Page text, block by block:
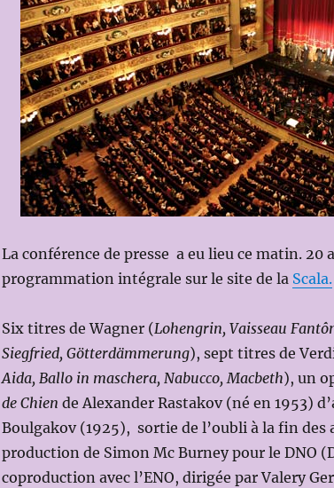
La conférence de presse a eu lieu ce matin. 20
programmation intégrale sur le site de la Scala.
Six titres de Wagner (Lohengrin, Vaisseau
Siegfried, Götterdämmerung), sept titres de
Aida, Ballo in maschera, Nabucco, Macbeth), un
de Chien de Alexander Rastakov (né en 1953)
Boulgakov (1925), sortie de l’oubli à la fin des
production de Simon Mc Burney pour le DNO
coproduction avec l’ENO, dirigée par Valery